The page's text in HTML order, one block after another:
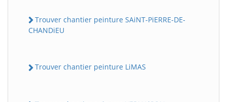
Trouver chantier peinture SAiNT-PiERRE-DE-
CHANDiEU
Trouver chantier peinture LiMAS